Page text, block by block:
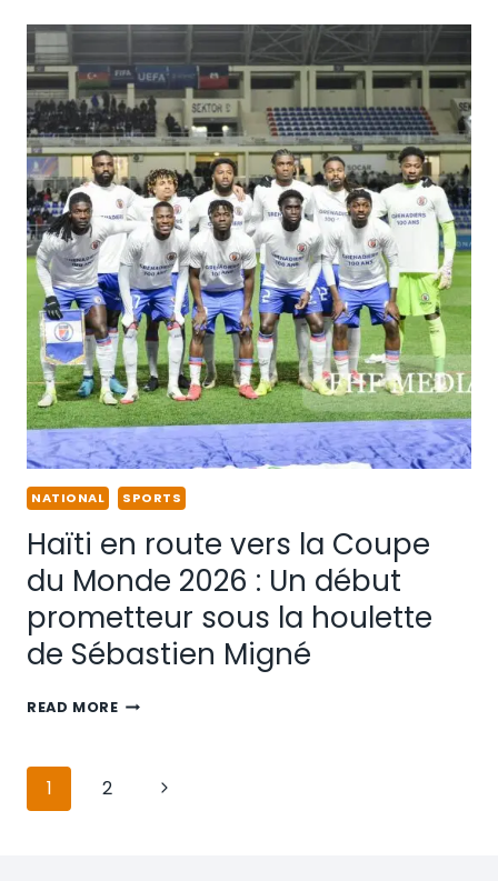
NATIONAL SPORTS
Haïti en route vers la Coupe
du Monde 2026 : Un début
prometteur sous la houlette
de Sébastien Migné
READ MORE
1 2